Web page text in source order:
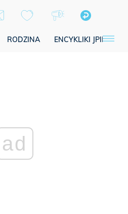
RODZINA ENCYKLIKI JPII
ad